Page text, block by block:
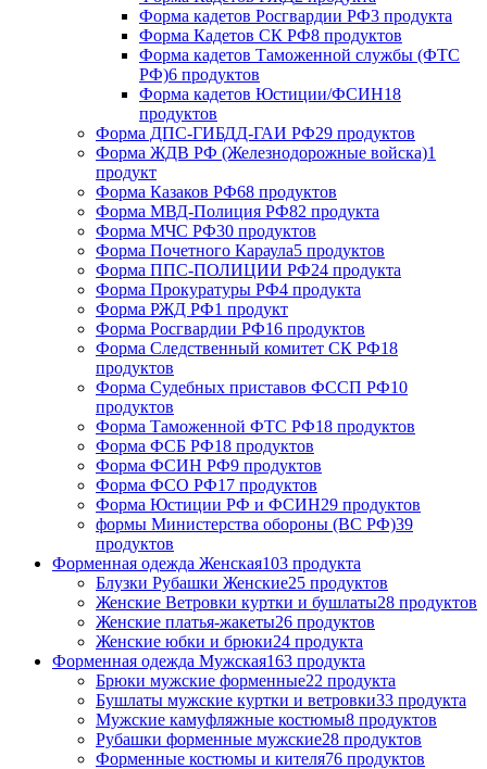
Форма кадетов Росгвардии РФ3 продукта
Форма Кадетов СК РФ8 продуктов
Форма кадетов Таможенной службы (ФТС
РФ)6 продуктов
Форма кадетов Юстиции/ФСИН18
продуктов
Форма ДПС-ГИБДД-ГАИ РФ29 продуктов
Форма ЖДВ РФ (Железнодорожные войска)1
продукт
Форма Казаков РФ68 продуктов
Форма МВД-Полиция РФ82 продукта
Форма МЧС РФ30 продуктов
Форма Почетного Караула5 продуктов
Форма ППС-ПОЛИЦИИ РФ24 продукта
Форма Прокуратуры РФ4 продукта
Форма РЖД РФ1 продукт
Форма Росгвардии РФ16 продуктов
Форма Следственный комитет СК РФ18
продуктов
Форма Судебных приставов ФССП РФ10
продуктов
Форма Таможенной ФТС РФ18 продуктов
Форма ФСБ РФ18 продуктов
Форма ФСИН РФ9 продуктов
Форма ФСО РФ17 продуктов
Форма Юстиции РФ и ФСИН29 продуктов
формы Министерства обороны (ВС РФ)39
продуктов
Форменная одежда Женская103 продукта
Блузки Рубашки Женские25 продуктов
Женские Ветровки куртки и бушлаты28 продуктов
Женские платья-жакеты26 продуктов
Женские юбки и брюки24 продукта
Форменная одежда Мужская163 продукта
Брюки мужские форменные22 продукта
Бушлаты мужские куртки и ветровки33 продукта
Мужские камуфляжные костюмы8 продуктов
Рубашки форменные мужские28 продуктов
Форменные костюмы и кителя76 продуктов